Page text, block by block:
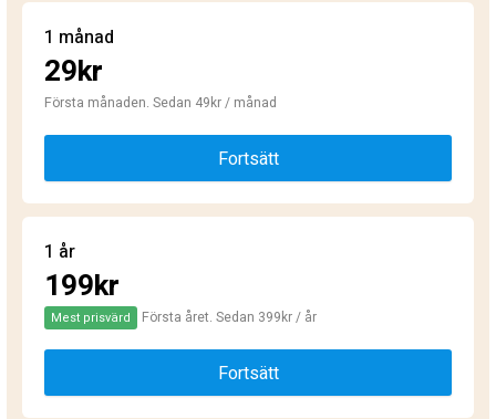
1 månad
29kr
Första månaden. Sedan 49kr / månad
Fortsätt
1 år
199kr
Mest prisvärd Första året. Sedan 399kr / år
Fortsätt